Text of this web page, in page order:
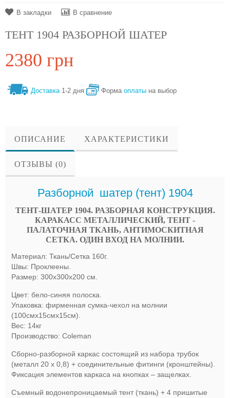
В закладки В сравнение
ТЕНТ 1904 РАЗБОРНОЙ ШАТЕР
2380 грн
Доставка1-2 дня Форма оплаты на выбор
ОПИСАНИЕ ХАРАКТЕРИСТИКИ
ОТЗЫВЫ (0)
Разборной шатер (тент) 1904
ТЕНТ-ШАТЕР 1904. РАЗБОРНАЯ КОНСТРУКЦИЯ.
КАРАКАСС МЕТАЛЛИЧЕСКИЙ, ТЕНТ -
ПАЛАТОЧНАЯ ТКАНЬ, АНТИМОСКИТНАЯ
СЕТКА. ОДИН ВХОД НА МОЛНИИ.
Материал: Ткань/Сетка 160г.
Швы: Проклеены.
Размер: 300х300x200 см.
Цвет: бело-синяя полоска.
Упаковка: фирменная сумка-чехол на молнии
(100смх15смх15см).
Вес: 14кг
Производство: Coleman
Сборно-разборной каркас состоящий из набора трубок
(металл 20 х 0,8) + соединительные фитинги (кронштейны).
Фиксация элементов каркаса на кнопках – защелках.
Съемный водонепроницаемый тент (ткань) + 4 пришитые